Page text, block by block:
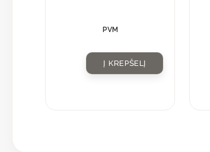
PVM
Į KREPŠELĮ